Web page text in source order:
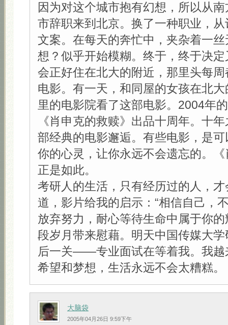
因为对这个城市抱有幻想，所以从
市辞职来到北京。换了一种职业，
文案。在每天的奔忙中，夹杂着一
想？似乎开始模糊。终于，终于决
会正好住在北大的附近，那里头每
电影。有一天，和同屋的女孩在北
里的电影院看了这部电影。2004年
《肖申克的救赎》出品十周年。十
部经典的电影邂逅。有些电影，是
你的心灵，让你永远不会遗忘的。
正是如此。
考研人的生活，只有经历过的人，
道，影片给我的启示：“相信自己，
放弃努力，耐心等待生命中属于你的
段岁月带来慰藉。明天中国传媒大
后一关——专业面试在等着我。我越
希望和梦想，生活永远不会太糟糕。
大脑袋
2005年04月26日 9:59下午